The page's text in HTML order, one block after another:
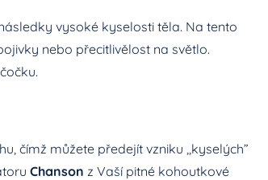
vysoké kyselosti těla. Na tento
nebo přecitlivělost na světlo.
čímž můžete předejít vzniku ,,kyselých”
Chanson z Vaší pitné kohoutkové